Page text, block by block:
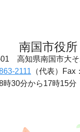
南国市役所
高知県南国市大
2111 （代表）
Fax
時30分から17時15分